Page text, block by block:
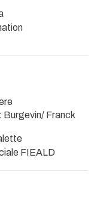
Burgevin/ Franck
FIEALD